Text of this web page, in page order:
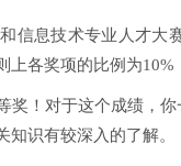
信息技术专业人才
各奖项的比例为10%
奖！对于这个成绩，
识有较深入的了解。